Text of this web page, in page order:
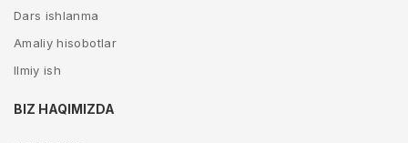
Dars ishlanma
Amaliy hisobotlar
Ilmiy ish
BIZ HAQIMIZDA